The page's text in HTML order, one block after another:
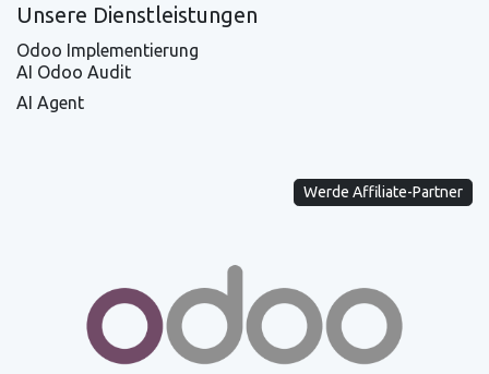
Unsere Dienstleistungen
Odoo Implementierung
AI Odoo Audit
AI Agent
Werde Affiliate-Partner